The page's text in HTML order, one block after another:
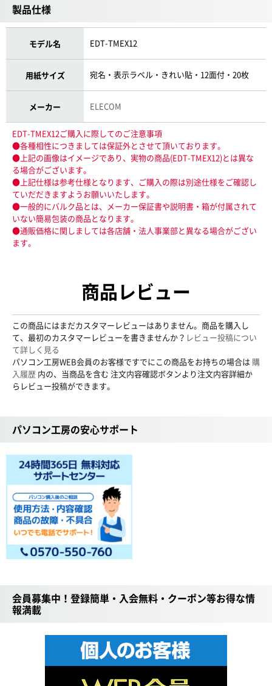
製品仕様
モデル名 EDT-TMEX12
用紙サイズ 宛名・表示ラベル・きれい貼・12面付・20枚
メーカー ELECOM
EDT-TMEX12ご購入に際してのご注意事項
●各種相性につきましては保証外とさせて頂いております。
●上記の画像はイメージであり、実物の商品(EDT-TMEX12)とは異な
る場合がございます。
●上記仕様は参考仕様となります、ご購入の際は別途仕様をご確認し
ていだだきますようお願いいたします。
●一般的にバルク品とは、メーカー保証書や説明書・箱が付属されて
いない簡易包装の商品となります。
●通販価格に関しましては各店舗・法人事業部と異なる場合がござい
ます。
商品レビュー
この商品にはまだカスタマーレビューはありません。商品を購入し
て、最初のカスタマーレビューを書きませんか？ レビュー投稿につい
て詳しく見る
パソコン工房WEB会員のお客様ですでにこの商品をお持ちの場合は 購
入履歴 内の、当商品を含む 注文内容確認ボタンより注文内容詳細か
らレビュー投稿ができます。
パソコン工房の安心サポート
会員募集中！登録簡単・入会無料・クーポン等お得な情
報満載